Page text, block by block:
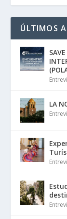
ÚLTIMOS
LA